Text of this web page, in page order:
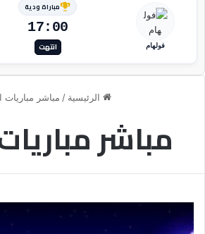
فولهام
مباراة ودية
17:00
انتهت
الرئيسية / مباشر مباريات
مباشر